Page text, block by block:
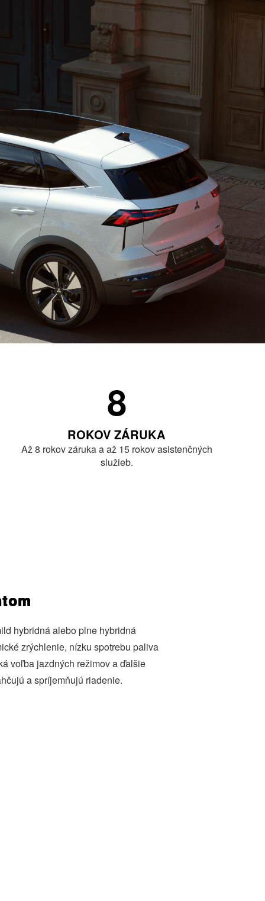
8
ROKOV ZÁRUKA
Až 8 rokov záruka a až 15 rokov asistenčných
služieb.
hybridná alebo plne hybridná
zrýchlenie, nízku spotrebu paliva
voľba jazdných režimov a ďalšie
a spríjemňujú riadenie.